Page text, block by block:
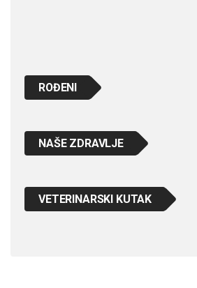
ROĐENI
NAŠE ZDRAVLJE
VETERINARSKI KUTAK